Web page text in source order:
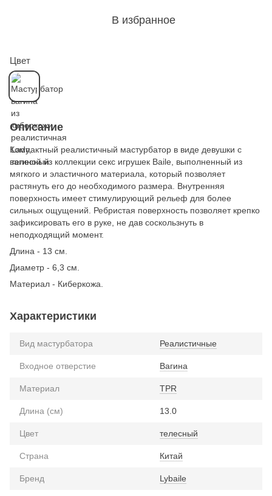
В избранное
Цвет
Описание
Компактный реалистичный мастурбатор в виде девушки с
вагиной из коллекции секс игрушек Baile, выполненный из
мягкого и эластичного материала, который позволяет
растянуть его до необходимого размера. Внутренняя
поверхность имеет стимулирующий рельеф для более
сильных ощущений. Ребристая поверхность позволяет крепко
зафиксировать его в руке, не дав соскользнуть в
неподходящий момент.
Длина - 13 см.
Диаметр - 6,3 см.
Материал - Киберкожа.
Характеристики
Вид мастурбатора Реалистичные
Входное отверстие Вагина
Материал TPR
Длина (см) 13.0
Цвет телесный
Страна Китай
Бренд Lybaile